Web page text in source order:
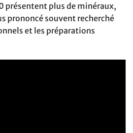
présentent plus de minéraux,
prononcé souvent recherché
et les préparations